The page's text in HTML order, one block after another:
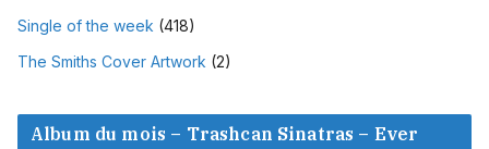
Single of the week (418)
The Smiths Cover Artwork (2)
Album du mois – Trashcan Sinatras – Ever